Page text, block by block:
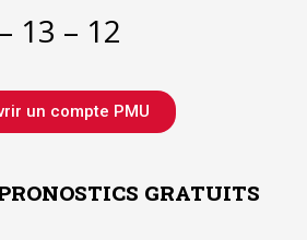
13 – 12
un compte PMU
GRATUITS